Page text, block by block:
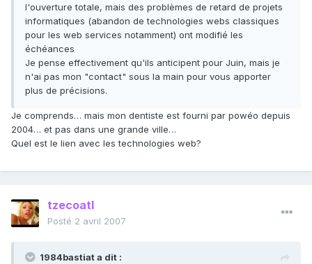
l'ouverture totale, mais des problèmes de retard de projets
informatiques (abandon de technologies webs classiques
pour les web services notamment) ont modifié les
échéances
Je pense effectivement qu'ils anticipent pour Juin, mais je
n'ai pas mon "contact" sous la main pour vous apporter
plus de précisions.
Je comprends… mais mon dentiste est fourni par powéo depuis
2004… et pas dans une grande ville…
Quel est le lien avec les technologies web?
tzecoatl
Posté 2 avril 2007
1984bastiat a dit :